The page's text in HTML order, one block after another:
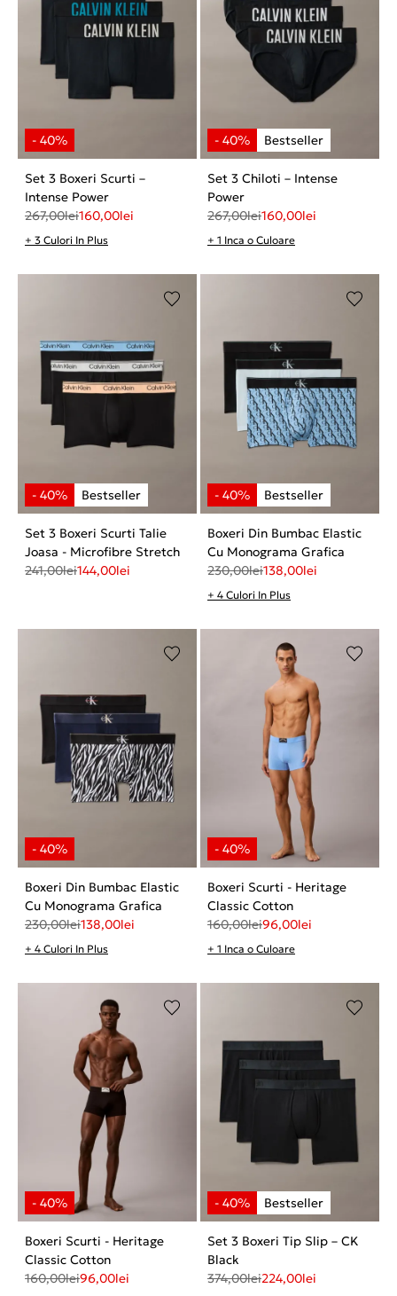
Set 3 Boxeri Scurti –
Intense Power
267,00lei160,00lei
+ 3 Culori In Plus
Set 3 Chiloti – Intense
Power
267,00lei160,00lei
+ 1 Inca o Culoare
Set 3 Boxeri Scurti Talie
Joasa - Microfibre Stretch
241,00lei144,00lei
Boxeri Din Bumbac Elastic
Cu Monograma Grafica
230,00lei138,00lei
+ 4 Culori In Plus
Boxeri Din Bumbac Elastic
Cu Monograma Grafica
230,00lei138,00lei
+ 4 Culori In Plus
Boxeri Scurti - Heritage
Classic Cotton
160,00lei96,00lei
+ 1 Inca o Culoare
Boxeri Scurti - Heritage
Classic Cotton
160,00lei96,00lei
Set 3 Boxeri Tip Slip – CK
Black
374,00lei224,00lei